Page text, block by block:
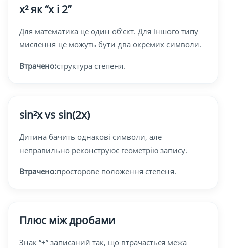
x² як “x і 2”
Для математика це один об’єкт. Для іншого типу
мислення це можуть бути два окремих символи.
Втрачено:структура степеня.
sin²x vs sin(2x)
Дитина бачить однакові символи, але
неправильно реконструює геометрію запису.
Втрачено:просторове положення степеня.
Плюс між дробами
Знак “+” записаний так, що втрачається межа